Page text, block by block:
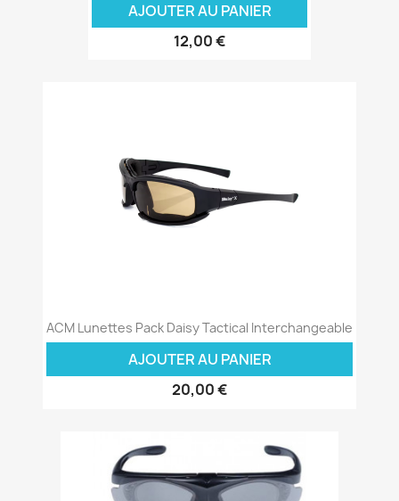
AJOUTER AU PANIER
12,00 €
ACM Lunettes Pack Daisy Tactical Interchangeable
AJOUTER AU PANIER
20,00 €